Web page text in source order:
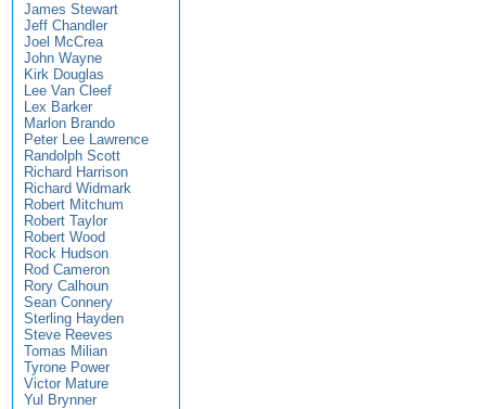
James Stewart
Jeff Chandler
Joel McCrea
John Wayne
Kirk Douglas
Lee Van Cleef
Lex Barker
Marlon Brando
Peter Lee Lawrence
Randolph Scott
Richard Harrison
Richard Widmark
Robert Mitchum
Robert Taylor
Robert Wood
Rock Hudson
Rod Cameron
Rory Calhoun
Sean Connery
Sterling Hayden
Steve Reeves
Tomas Milian
Tyrone Power
Victor Mature
Yul Brynner